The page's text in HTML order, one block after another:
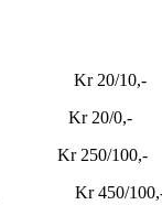
Kr 20/10,-
Kr 20/0,-
250/100,-
ÅR Kr 450/